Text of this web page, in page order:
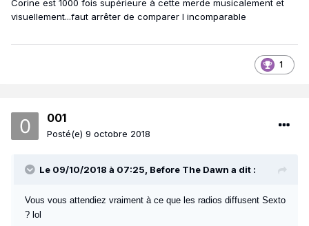
Corine est 1000 fois supérieure à cette merde musicalement et
visuellement...faut arrêter de comparer l incomparable
1
001
Posté(e) 9 octobre 2018
Le 09/10/2018 à 07:25, Before The Dawn a dit :
Vous vous attendiez vraiment à ce que les radios diffusent Sexto
? lol